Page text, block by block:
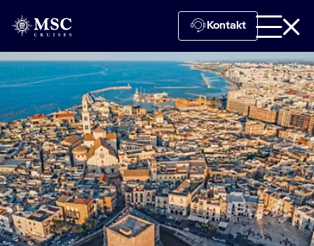
Kontakt